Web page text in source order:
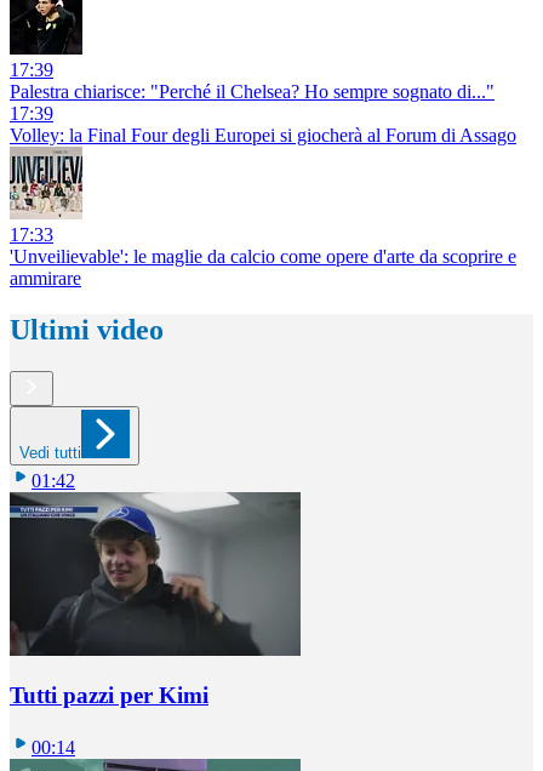
17:39
Palestra chiarisce: "Perché il Chelsea? Ho sempre sognato di..."
17:39
Volley: la Final Four degli Europei si giocherà al Forum di Assago
17:33
'Unveilievable': le maglie da calcio come opere d'arte da scoprire e
ammirare
Ultimi video
Vedi tutti
01:42
Tutti pazzi per Kimi
00:14